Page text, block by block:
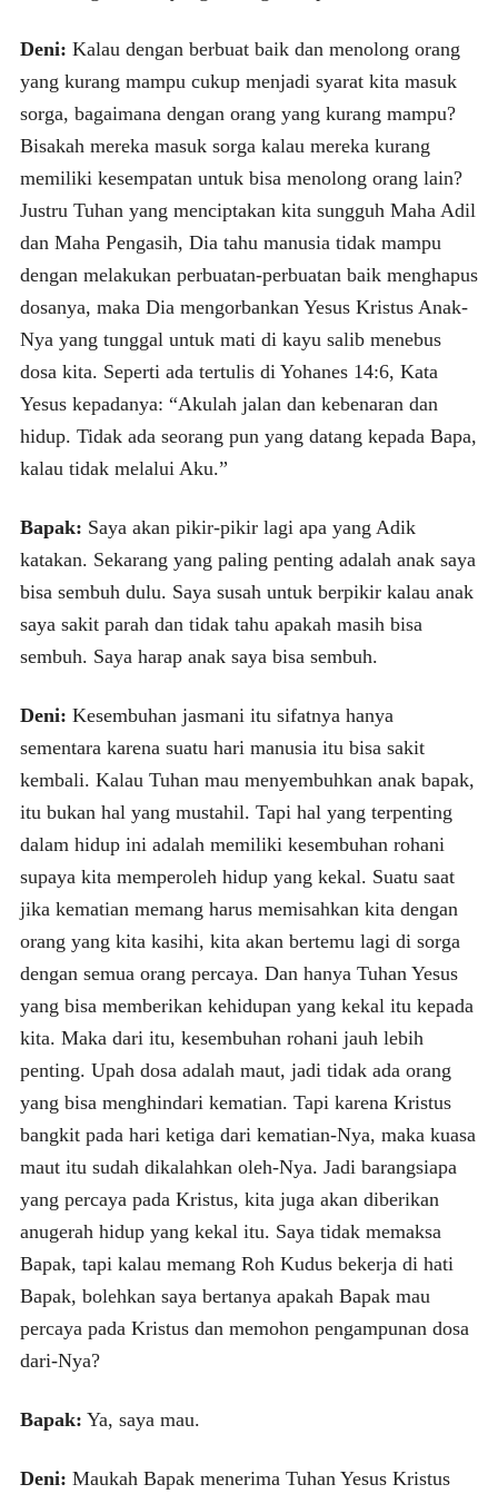
Deni: Kalau dengan berbuat baik dan menolong orang
yang kurang mampu cukup menjadi syarat kita masuk
sorga, bagaimana dengan orang yang kurang mampu?
Bisakah mereka masuk sorga kalau mereka kurang
memiliki kesempatan untuk bisa menolong orang lain?
Justru Tuhan yang menciptakan kita sungguh Maha Adil
dan Maha Pengasih, Dia tahu manusia tidak mampu
dengan melakukan perbuatan-perbuatan baik menghapus
dosanya, maka Dia mengorbankan Yesus Kristus Anak-
Nya yang tunggal untuk mati di kayu salib menebus
dosa kita. Seperti ada tertulis di Yohanes 14:6, Kata
Yesus kepadanya: “Akulah jalan dan kebenaran dan
hidup. Tidak ada seorang pun yang datang kepada Bapa,
kalau tidak melalui Aku.”
Bapak: Saya akan pikir-pikir lagi apa yang Adik
katakan. Sekarang yang paling penting adalah anak saya
bisa sembuh dulu. Saya susah untuk berpikir kalau anak
saya sakit parah dan tidak tahu apakah masih bisa
sembuh. Saya harap anak saya bisa sembuh.
Deni: Kesembuhan jasmani itu sifatnya hanya
sementara karena suatu hari manusia itu bisa sakit
kembali. Kalau Tuhan mau menyembuhkan anak bapak,
itu bukan hal yang mustahil. Tapi hal yang terpenting
dalam hidup ini adalah memiliki kesembuhan rohani
supaya kita memperoleh hidup yang kekal. Suatu saat
jika kematian memang harus memisahkan kita dengan
orang yang kita kasihi, kita akan bertemu lagi di sorga
dengan semua orang percaya. Dan hanya Tuhan Yesus
yang bisa memberikan kehidupan yang kekal itu kepada
kita. Maka dari itu, kesembuhan rohani jauh lebih
penting. Upah dosa adalah maut, jadi tidak ada orang
yang bisa menghindari kematian. Tapi karena Kristus
bangkit pada hari ketiga dari kematian-Nya, maka kuasa
maut itu sudah dikalahkan oleh-Nya. Jadi barangsiapa
yang percaya pada Kristus, kita juga akan diberikan
anugerah hidup yang kekal itu. Saya tidak memaksa
Bapak, tapi kalau memang Roh Kudus bekerja di hati
Bapak, bolehkan saya bertanya apakah Bapak mau
percaya pada Kristus dan memohon pengampunan dosa
dari-Nya?
Bapak: Ya, saya mau.
Deni: Maukah Bapak menerima Tuhan Yesus Kristus